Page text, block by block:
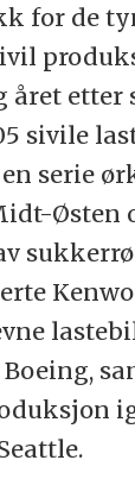
for de
året
sivile
serie
Østen